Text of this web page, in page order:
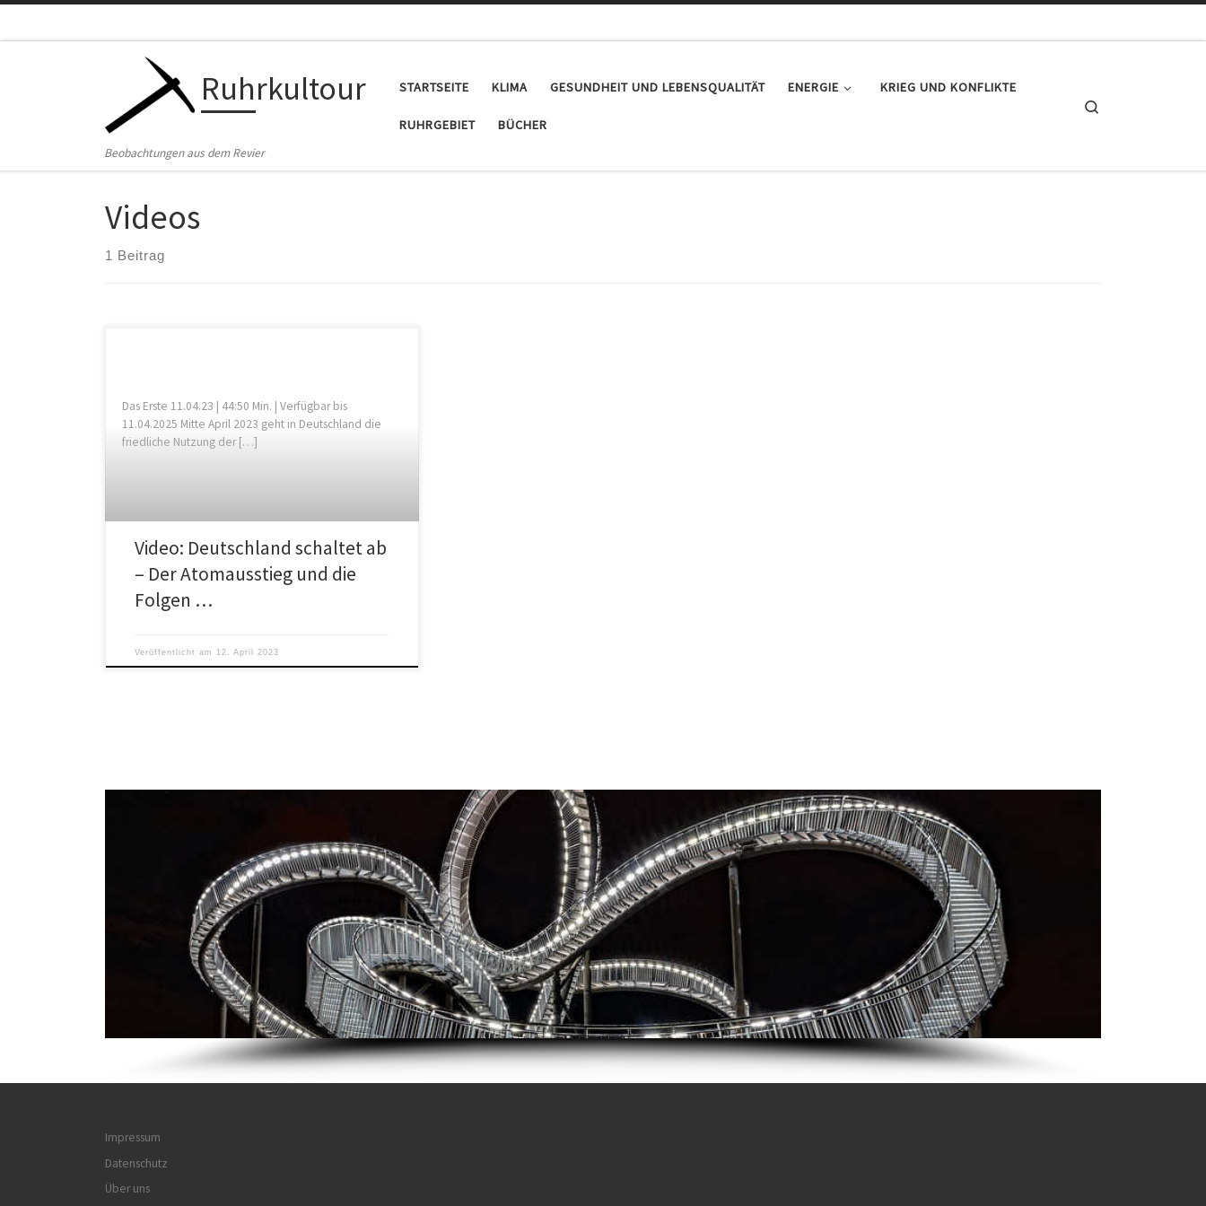
Ruhrkultour
Beobachtungen aus dem Revier
STARTSEITE KLIMA GESUNDHEIT UND LEBENSQUALITÄT ENERGIE KRIEG UND KONFLIKTE
RUHRGEBIET BÜCHER
Videos
1 Beitrag
Das Erste 11.04.23 | 44:50 Min. | Verfügbar bis
11.04.2025 Mitte April 2023 geht in Deutschland die
friedliche Nutzung der […]
Video: Deutschland schaltet ab
– Der Atomausstieg und die
Folgen …
Veröffentlicht am 12. April 2023
Impressum
Datenschutz
Über uns